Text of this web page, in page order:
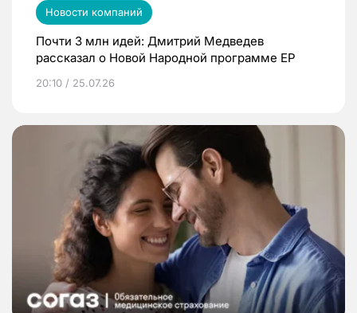
Новости компаний
Почти 3 млн идей: Дмитрий Медведев
рассказал о Новой Народной программе ЕР
20:10 / 25.07.26